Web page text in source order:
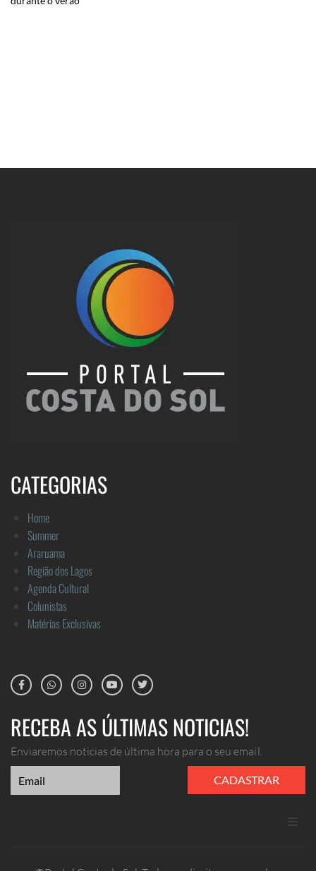
CATEGORIAS
Home
Summer
Araruama
Região dos Lagos
Agenda Cultural
Colunistas
Matérias Exclusivas
RECEBA AS ÚLTIMAS NOTICIAS!
Enviaremos noticias de última hora para o seu email.
CADASTRAR